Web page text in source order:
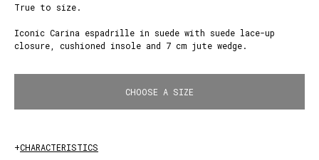
TOASTED
True to size.
Iconic Carina espadrille in suede with suede lace-up
closure, cushioned insole and 7 cm jute wedge.
CHOOSE A SIZE
+CHARACTERISTICS